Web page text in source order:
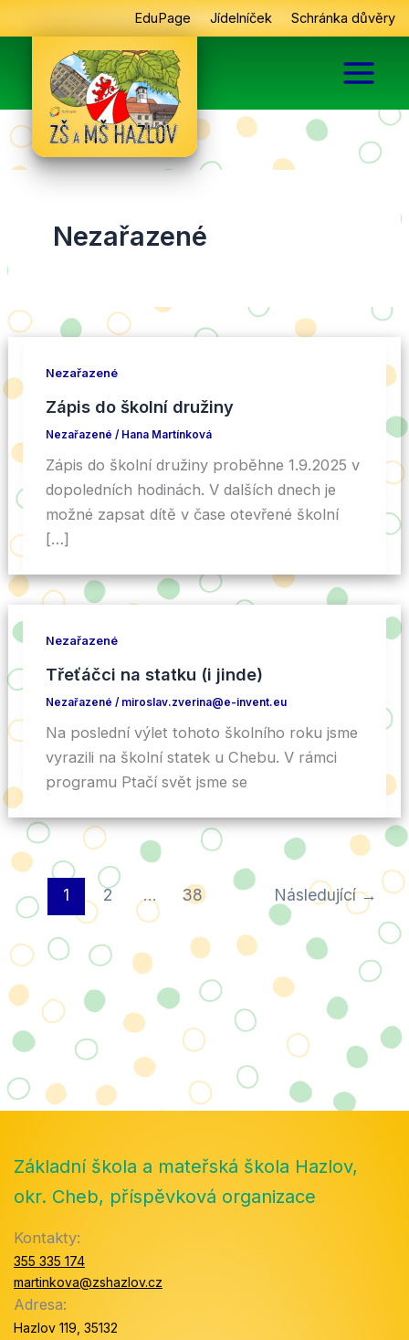
na
EduPage Jídelníček Schránka důvěry
Nezařazené
Nezařazené
Zápis do školní družiny
Nezařazené / Hana Martínková
Zápis do školní družiny proběhne 1.9.2025 v
dopoledních hodinách. V dalších dnech je
možné zapsat dítě v čase otevřené školní
[…]
Nezařazené
Třeťáčci na statku (i jinde)
Nezařazené / miroslav.zverina@e-invent.eu
Na poslední výlet tohoto školního roku jsme
vyrazili na školní statek u Chebu. V rámci
programu Ptačí svět jsme se
1 2 … 38 Následující→
Základní škola a mateřská škola Hazlov,
okr. Cheb, příspěvková organizace
Kontakty:
355 335 174
martinkova@zshazlov.cz
Adresa:
Hazlov 119, 35132